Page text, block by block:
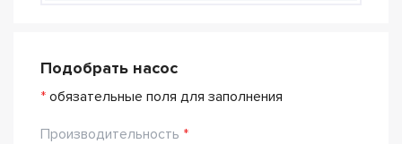
Подобрать насос
* обязательные поля для заполнения
Производительность